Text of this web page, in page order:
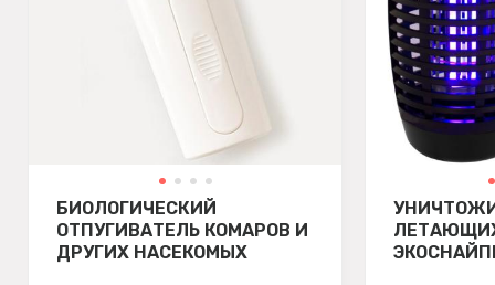
БИОЛОГИЧЕСКИЙ
ОТПУГИВАТЕЛЬ КОМАРОВ И
ДРУГИХ НАСЕКОМЫХ